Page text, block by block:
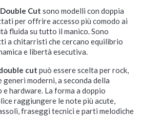
Cut sono modelli con doppia
per offrire accesso più comodo ai
fluida su tutto il manico. Sono
a chitarristi che cercano equilibrio
e libertà esecutiva.
cut può essere scelta per rock,
generi moderni, a seconda della
hardware. La forma a doppio
raggiungere le note più acute,
fraseggi tecnici e parti melodiche